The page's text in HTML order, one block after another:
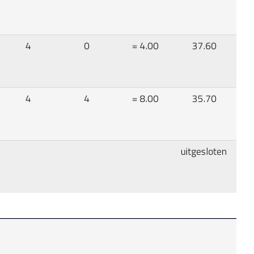
4 0 = 4.00 37.60
4 4 = 8.00 35.70
uitgesloten